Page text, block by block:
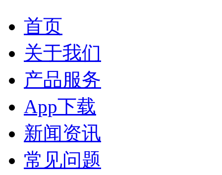
首页
关于我们
产品服务
App下载
新闻资讯
常见问题